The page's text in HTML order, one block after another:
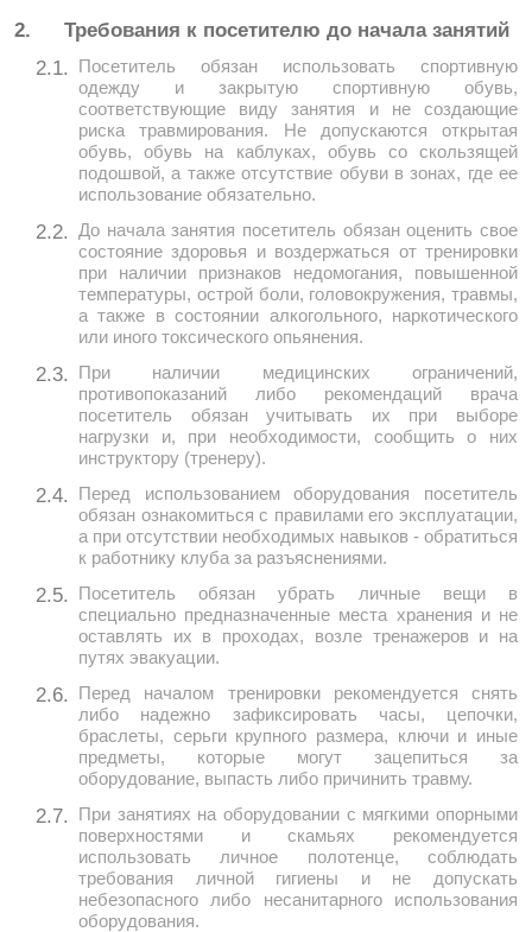
2.
Требования к посетителю до начала занятий
2.1.
Посетитель обязан использовать спортивную
одежду и закрытую спортивную обувь,
соответствующие виду занятия и не создающие
риска травмирования. Не допускаются открытая
обувь, обувь на каблуках, обувь со скользящей
подошвой, а также отсутствие обуви в зонах, где ее
использование обязательно.
2.2.
До начала занятия посетитель обязан оценить свое
состояние здоровья и воздержаться от тренировки
при наличии признаков недомогания, повышенной
температуры, острой боли, головокружения, травмы,
а также в состоянии алкогольного, наркотического
или иного токсического опьянения.
2.3.
При наличии медицинских ограничений,
противопоказаний либо рекомендаций врача
посетитель обязан учитывать их при выборе
нагрузки и, при необходимости, сообщить о них
инструктору (тренеру).
2.4.
Перед использованием оборудования посетитель
обязан ознакомиться с правилами его эксплуатации,
а при отсутствии необходимых навыков - обратиться
к работнику клуба за разъяснениями.
2.5.
Посетитель обязан убрать личные вещи в
специально предназначенные места хранения и не
оставлять их в проходах, возле тренажеров и на
путях эвакуации.
2.6.
Перед началом тренировки рекомендуется снять
либо надежно зафиксировать часы, цепочки,
браслеты, серьги крупного размера, ключи и иные
предметы, которые могут зацепиться за
оборудование, выпасть либо причинить травму.
2.7.
При занятиях на оборудовании с мягкими опорными
поверхностями и скамьях рекомендуется
использовать личное полотенце, соблюдать
требования личной гигиены и не допускать
небезопасного либо несанитарного использования
оборудования.